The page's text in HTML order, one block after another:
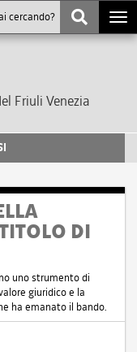
Friuli Venezia
DI
uno strumento di
giuridico e la
ha emanato il bando.